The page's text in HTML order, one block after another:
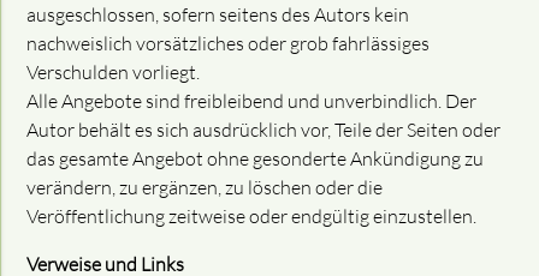
ausgeschlossen, sofern seitens des Autors kein
nachweislich vorsätzliches oder grob fahrlässiges
Verschulden vorliegt.
Alle Angebote sind freibleibend und unverbindlich. Der
Autor behält es sich ausdrücklich vor, Teile der Seiten oder
das gesamte Angebot ohne gesonderte Ankündigung zu
verändern, zu ergänzen, zu löschen oder die
Veröffentlichung zeitweise oder endgültig einzustellen.
Verweise und Links